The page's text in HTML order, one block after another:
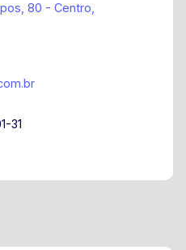
80 - Centro,
31